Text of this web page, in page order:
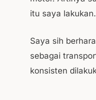
itu saya lakukan.
Saya sih
sebagai
konsisten